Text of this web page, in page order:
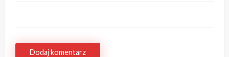
Dodaj komentarz